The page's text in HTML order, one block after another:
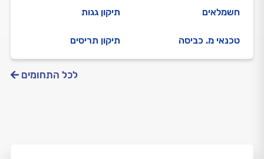
חשמלאים
טכנאי מ. כביסה
תיקון גגות
תיקון תריסים
לכל התחומים